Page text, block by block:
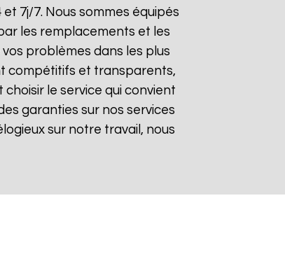
7j/7. Nous sommes équipés
les remplacements et les
problèmes dans les plus
compétitifs et transparents,
le service qui convient
garanties sur nos services
sur notre travail, nous